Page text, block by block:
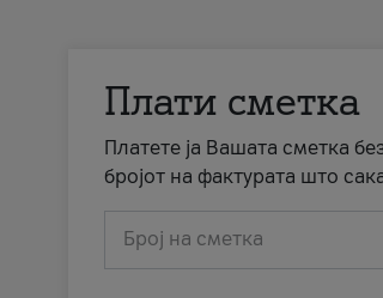
Плати сметка
Платете ја Вашата сметка
бројот на фактурата што
Број на сметка